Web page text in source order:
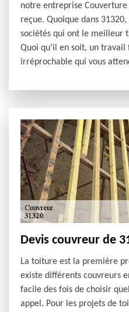
notre entreprise
reçue. Quoique dans
sociétés qui ont le meilleur
Quoi qu'il en soit, un travail
irréprochable qui vous
Devis couvreur de
La toiture est la première
existe différents couvreurs
facile des fois de choisir
appel. Pour les projets de